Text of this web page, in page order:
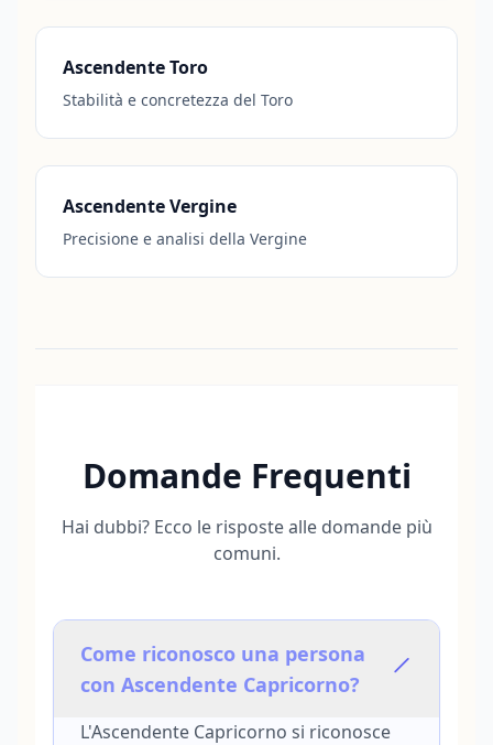
Ascendente Toro
Stabilità e concretezza del Toro
Ascendente Vergine
Precisione e analisi della Vergine
Domande Frequenti
Hai dubbi? Ecco le risposte alle domande più
comuni.
Come riconosco una persona
con Ascendente Capricorno?
L'Ascendente Capricorno si riconosce